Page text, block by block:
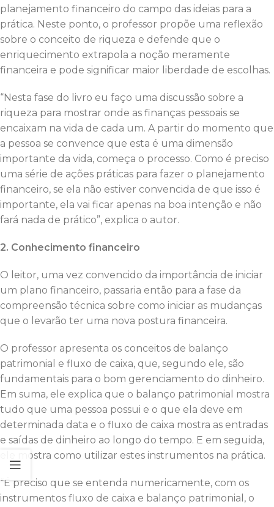
planejamento financeiro do campo das ideias para a
prática. Neste ponto, o professor propõe uma reflexão
sobre o conceito de riqueza e defende que o
enriquecimento extrapola a noção meramente
financeira e pode significar maior liberdade de escolhas.
“Nesta fase do livro eu faço uma discussão sobre a
riqueza para mostrar onde as finanças pessoais se
encaixam na vida de cada um. A partir do momento que
a pessoa se convence que esta é uma dimensão
importante da vida, começa o processo. Como é preciso
uma série de ações práticas para fazer o planejamento
financeiro, se ela não estiver convencida de que isso é
importante, ela vai ficar apenas na boa intenção e não
fará nada de prático”, explica o autor.
2. Conhecimento financeiro
O leitor, uma vez convencido da importância de iniciar
um plano financeiro, passaria então para a fase da
compreensão técnica sobre como iniciar as mudanças
que o levarão ter uma nova postura financeira.
O professor apresenta os conceitos de balanço
patrimonial e fluxo de caixa, que, segundo ele, são
fundamentais para o bom gerenciamento do dinheiro.
Em suma, ele explica que o balanço patrimonial mostra
tudo que uma pessoa possui e o que ela deve em
determinada data e o fluxo de caixa mostra as entradas
e saídas de dinheiro ao longo do tempo. E em seguida,
ele mostra como utilizar estes instrumentos na prática.
“É preciso que se entenda numericamente, com os
instrumentos fluxo de caixa e balanço patrimonial, o